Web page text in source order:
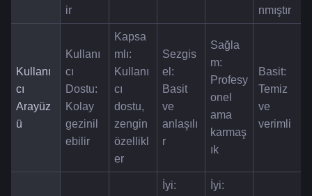
ir
nmıştır
Kullanı
cı
Arayüz
ü
Kullanı
cı
Dostu:
Kolay
gezinil
ebilir
Kapsa
mlı:
Kullanı
cı
dostu,
zengin
özellikl
er
Sezgis
el:
Basit
ve
anlaşılı
r
Sağla
m:
Profesy
onel
ama
karmaş
ık
Basit:
Temiz
ve
verimli
İyi:
İyi: